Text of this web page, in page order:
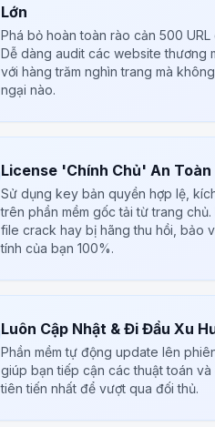
Lớn
Phá bỏ hoàn toàn rào cản 500 URL
Dễ dàng audit các website thương
với hàng trăm nghìn trang mà
ngại nào.
License 'Chính Chủ' An
Sử dụng key bản quyền hợp lệ,
trên phần mềm gốc tải từ trang
file crack hay bị hãng thu hồi, bảo
tính của bạn 100%.
Luôn Cập Nhật & Đi Đầu Xu
Phần mềm tự động update lên
giúp bạn tiếp cận các thuật toán và
tiên tiến nhất để vượt qua đối thủ.